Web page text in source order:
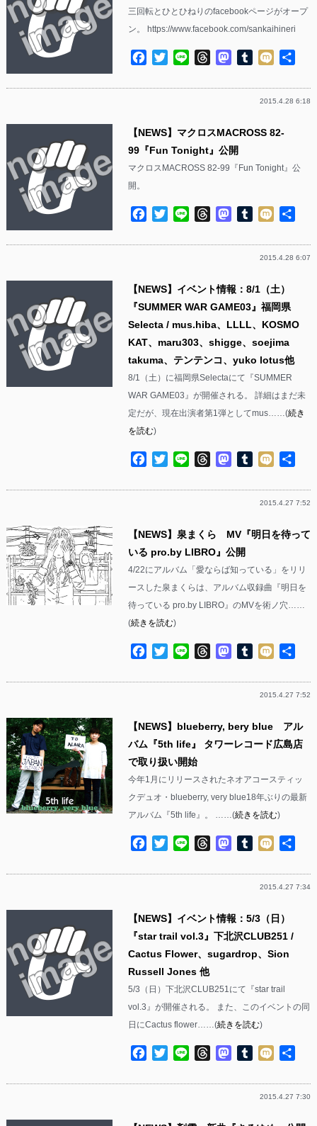
三回転とひとひねりのfacebookページがオープ
ン。 https://www.facebook.com/sankaihineri
Facebook
TwitterLine ThreadsMastodon
Tumblr
Mixi
2015.4.28 6:18
【NEWS】マクロスMACROSS 82-
99『Fun Tonight』公開
マクロスMACROSS 82-99『Fun Tonight』公
開。
Facebook
TwitterLine ThreadsMastodon
Tumblr
Mixi
2015.4.28 6:07
【NEWS】イベント情報：8/1（土）
『SUMMER WAR GAME03』福岡県
Selecta / mus.hiba、LLLL、KOSMO
KAT、maru303、shigge、soejima
takuma、テンテンコ、yuko lotus他
8/1（土）に福岡県Selectaにて『SUMMER
WAR GAME03』が開催される。 詳細はまだ未
定だが、現在出演者第1弾としてmus……(続き
を読む)
Facebook
TwitterLine ThreadsMastodon
Tumblr
Mixi
2015.4.27 7:52
【NEWS】泉まくら MV『明日を待って
いる pro.by LIBRO』公開
4/22にアルバム「愛ならば知っている」をリリ
ースした泉まくらは、アルバム収録曲『明日を
待っている pro.by LIBRO』のMVを術ノ穴……
(続きを読む)
Facebook
TwitterLine ThreadsMastodon
Tumblr
Mixi
2015.4.27 7:52
【NEWS】blueberry, bery blue アル
バム『5th life』 タワーレコード広島店
で取り扱い開始
今年1月にリリースされたネオアコースティッ
クデュオ・blueberry, very blue18年ぶりの最新
アルバム『5th life』。 ……(続きを読む)
Facebook
TwitterLine ThreadsMastodon
Tumblr
Mixi
2015.4.27 7:34
【NEWS】イベント情報：5/3（日）
『star trail vol.3』下北沢CLUB251 /
Cactus Flower、sugardrop、Sion
Russell Jones 他
5/3（日）下北沢CLUB251にて『star trail
vol.3』が開催される。 また、このイベントの同
日にCactus flower……(続きを読む)
Facebook
TwitterLine ThreadsMastodon
Tumblr
Mixi
2015.4.27 7:30